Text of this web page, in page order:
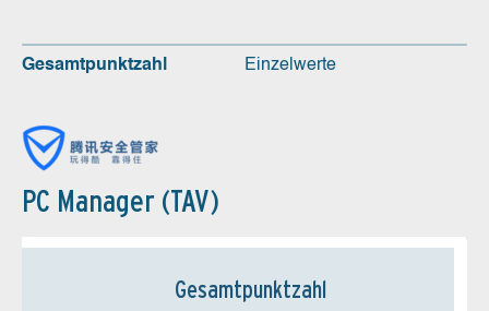
Gesamtpunktzahl Einzelwerte
PC Manager (TAV)
Gesamtpunktzahl